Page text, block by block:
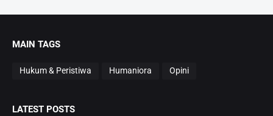
MAIN TAGS
Hukum & Peristiwa Humaniora Opini
LATEST POSTS